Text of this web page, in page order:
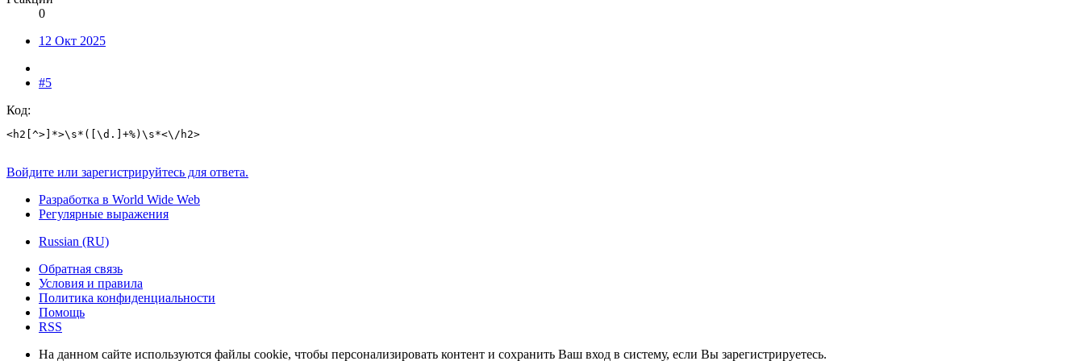
0
12 Окт 2025
#5
Код:
<h2[^>]*>\s*([\d.]+%)\s*<\/h2>
Войдите или зарегистрируйтесь для ответа.
Разработка в World Wide Web
Регулярные выражения
Russian (RU)
Обратная связь
Условия и правила
Политика конфиденциальности
Помощь
RSS
На данном сайте используются файлы cookie, чтобы персонализировать контент и сохранить Ваш вход в систему, если Вы зарегистрируетесь.